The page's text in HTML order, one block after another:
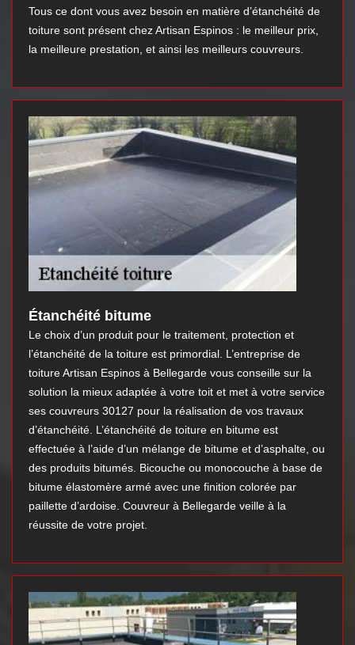
Tous ce dont vous avez besoin en matière d’étanchéité de
toiture sont présent chez Artisan Espinos : le meilleur prix,
la meilleure prestation, et ainsi les meilleurs couvreurs.
Étanchéité bitume
Le choix d’un produit pour le traitement, protection et
l’étanchéité de la toiture est primordial. L’entreprise de
toiture Artisan Espinos à Bellegarde vous conseille sur la
solution la mieux adaptée à votre toit et met à votre service
ses couvreurs 30127 pour la réalisation de vos travaux
d’étanchéité. L’étanchéité de toiture en bitume est
effectuée à l’aide d’un mélange de bitume et d’asphalte, ou
des produits bitumés. Bicouche ou monocouche à base de
bitume élastomère armé avec une finition colorée par
paillette d’ardoise. Couvreur à Bellegarde veille à la
réussite de votre projet.